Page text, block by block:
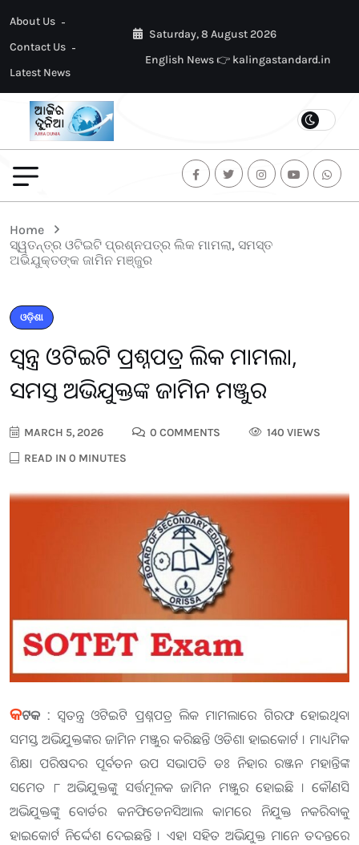
About Us
Contact Us
Latest News
Saturday, 8 August 2026
English News 👉 kalingastandard.in
Home
ସ୍ୱତନ୍ତ୍ର ଓଟିଇଟି ପ୍ରଶ୍ନପତ୍ର ଲିକ ମାମଲା, ସମସ୍ତ
ଅଭିଯୁକ୍ତଙ୍କ ଜାମିନ ମଞ୍ଜୁର
ଓଡ଼ିଶା
ସ୍ୱତନ୍ତ୍ର ଓଟିଇଟି ପ୍ରଶ୍ନପତ୍ର ଲିକ ମାମଲା,
ସମସ୍ତ ଅଭିଯୁକ୍ତଙ୍କ ଜାମିନ ମଞ୍ଜୁର
MARCH 5, 2026 0 COMMENTS
140 VIEWS
READ IN 0 MINUTES
କଟକ : ସ୍ୱତନ୍ତ୍ର ଓଟିଇଟି ପ୍ରଶ୍ନପତ୍ର ଲିକ ମାମଲାରେ ଗିରଫ ହୋଇଥିବା
ସମସ୍ତ ଅଭିଯୁକ୍ତଙ୍କର ଜାମିନ ମଞ୍ଜୁର କରିଛନ୍ତି ଓଡିଶା ହାଇକୋର୍ଟ । ମାଧ୍ୟମିକ
ଶିକ୍ଷା ପରିଷଦର ପୂର୍ବତନ ଉପ ସଭାପତି ଡଃ ନିହାର ରଞ୍ଜନ ମହାନ୍ତିଙ୍କ
ସମେତ ୮ ଅଭିଯୁକ୍ତଙ୍କୁ ସର୍ତ୍ତମୂଳକ ଜାମିନ ମଞ୍ଜୁର ହୋଇଛି । କୌଣସି
ଅଭିଯୁକ୍ତଙ୍କୁ ବୋର୍ଡର କନଫିଡେନସିଆଲ କାମରେ ନିଯୁକ୍ତ ନକରିବାକୁ
ହାଇକୋର୍ଟ ନିର୍ଦ୍ଦେଶ ଦେଇଛନ୍ତି । ଏହା ସହିତ ଅଭିଯୁକ୍ତ ମାନେ ତଦନ୍ତରେ